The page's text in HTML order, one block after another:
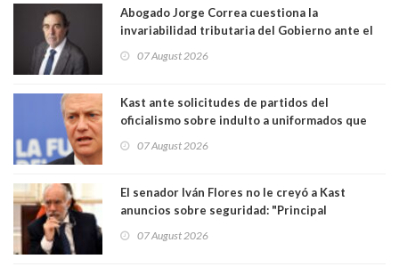
Abogado Jorge Correa cuestiona la
invariabilidad tributaria del Gobierno ante el
democracia” y "defendemos la alternancia en el
07 August 2026
Kast ante solicitudes de partidos del
oficialismo sobre indulto a uniformados que
07 August 2026
El senador Iván Flores no le creyó a Kast
anuncios sobre seguridad: "Principal
perseguir ruta del dinero y levantar secreto
07 August 2026